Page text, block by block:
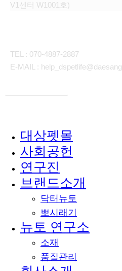
V1센터 W1001호)
TEL : 070-4887-2887
E-MAIL :
Close 대상펫몰
사회공헌
연구진
브랜드소개
닥터뉴토
뽀시래기
뉴토 연구소
소재
품질관리